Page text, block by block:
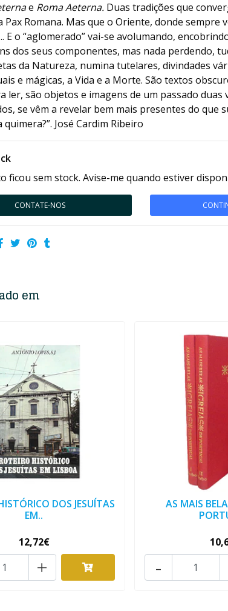
e Roma Aeterna. Duas tradições que
Pax Romana. Mas que o Oriente, donde sempre
E o “aglomerado” vai-se avolumando,
dos seus componentes, mas nada perdendo,
da Natureza, numina tutelares, divindades
e mágicas, a Vida e a Morte. São textos
ler, são objetos e imagens de um passado duas
se vêm a revelar bem mais presentes do que
José Cardim Ribeiro
ficou sem stock. Avise-me quando estiver
CONTATE-NOS
em
DOS JESUÍTAS
EM..
12,72€
+
AS MAIS
-